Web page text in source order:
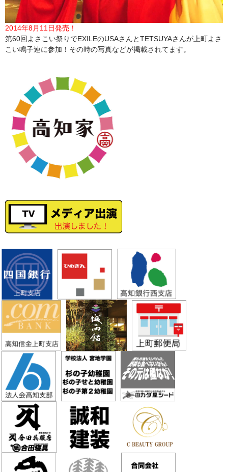
2014年8月11日発売！
第60回よさこい祭りでEXILEのUSAさんとTETSUYAさんが上町よさ
こい鳴子連に参加！その時の写真などが掲載されてます。